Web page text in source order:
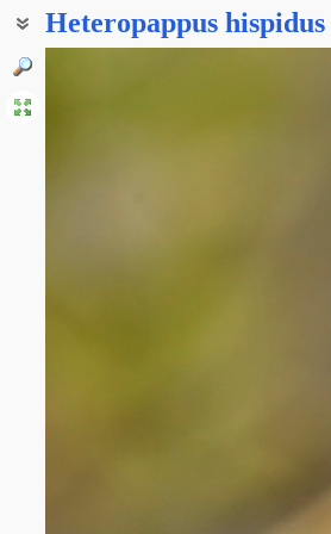
Heteropappus hispidus